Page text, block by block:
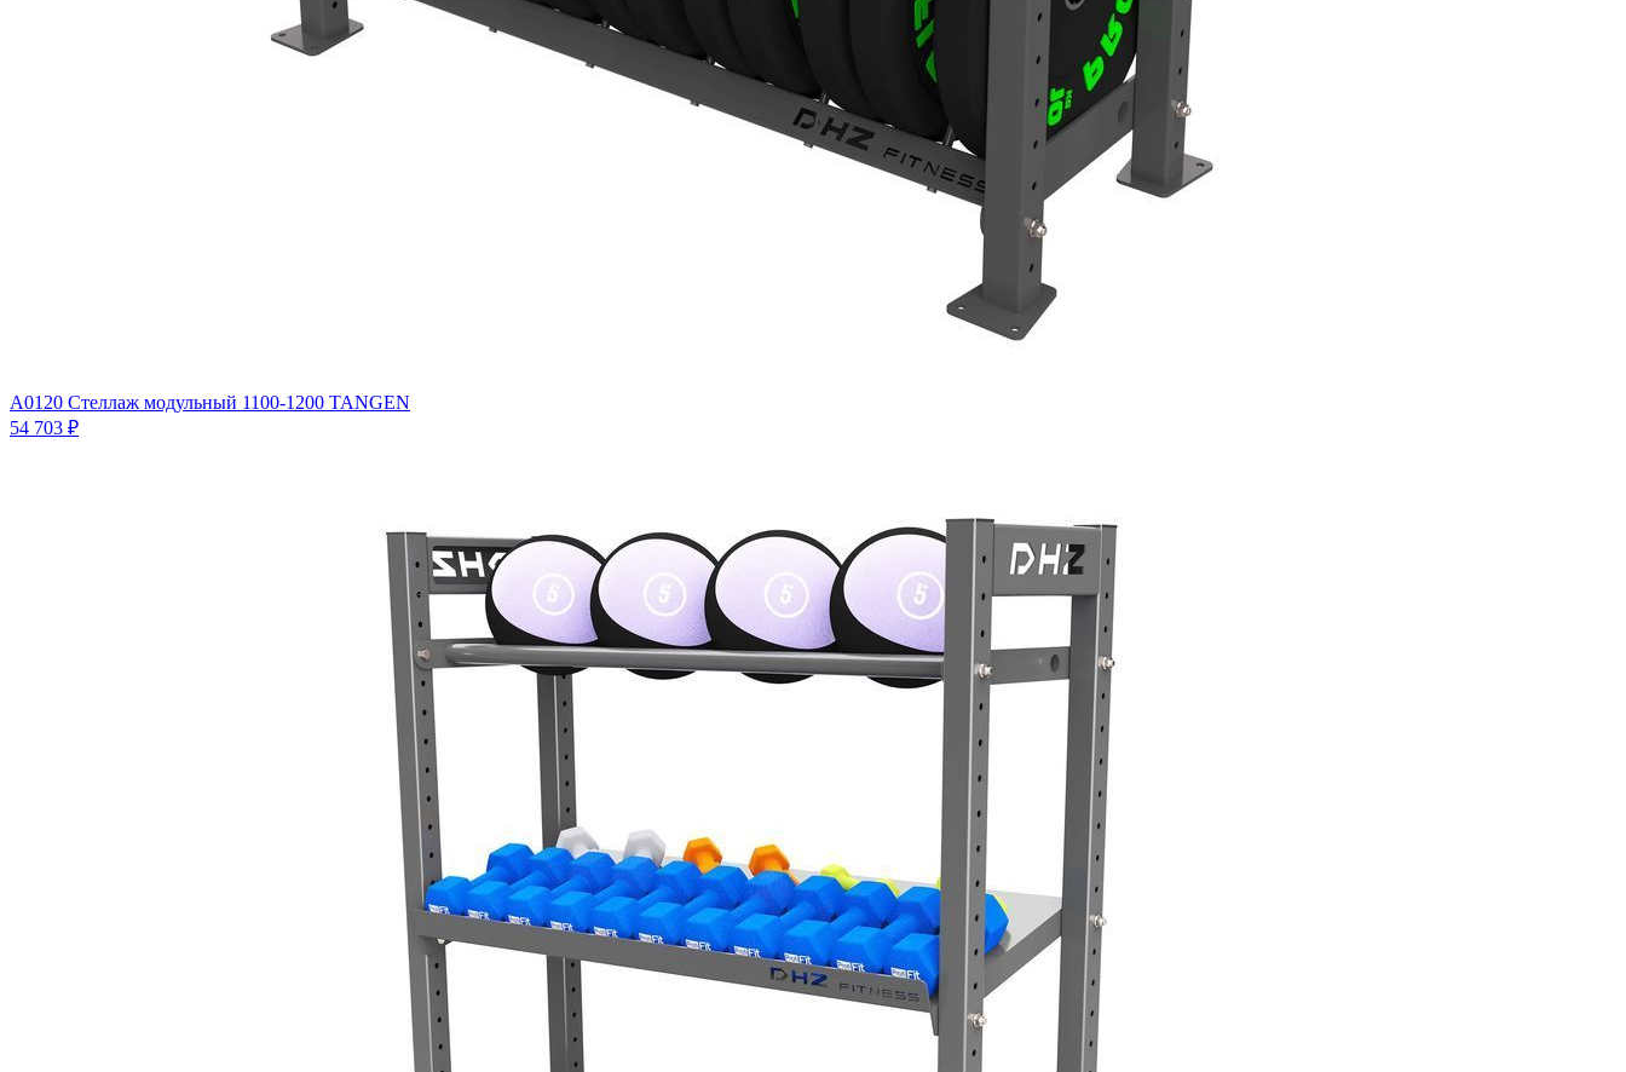
A0120 Стеллаж модульный 1100-1200 TANGEN
54 703 ₽